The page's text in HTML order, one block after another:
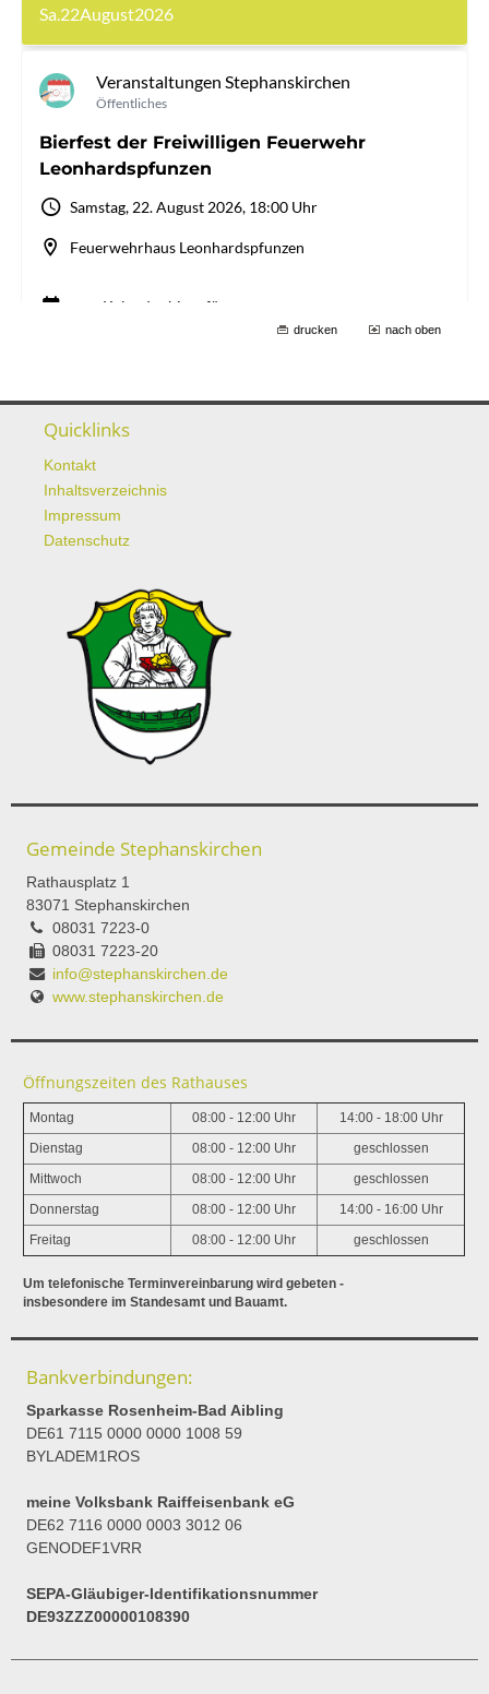
drucken nach oben
Quicklinks
Kontakt
Inhaltsverzeichnis
Impressum
Datenschutz
Gemeinde Stephanskirchen
Rathausplatz 1
83071 Stephanskirchen
08031 7223-0
08031 7223-20
info@stephanskirchen.de
www.stephanskirchen.de
Öffnungszeiten des Rathauses
Montag 08:00 - 12:00 Uhr 14:00 - 18:00 Uhr
Dienstag 08:00 - 12:00 Uhr geschlossen
Mittwoch 08:00 - 12:00 Uhr geschlossen
Donnerstag 08:00 - 12:00 Uhr 14:00 - 16:00 Uhr
Freitag 08:00 - 12:00 Uhr geschlossen
Um telefonische Terminvereinbarung wird gebeten -
insbesondere im Standesamt und Bauamt.
Bankverbindungen:
Sparkasse Rosenheim-Bad Aibling
DE61 7115 0000 0000 1008 59
BYLADEM1ROS
meine Volksbank Raiffeisenbank eG
DE62 7116 0000 0003 3012 06
GENODEF1VRR
SEPA-Gläubiger-Identifikationsnummer
DE93ZZZ00000108390